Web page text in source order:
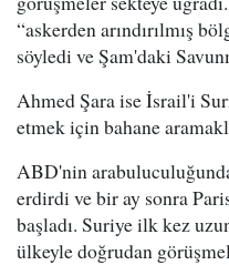
“askerden arındırılmış
söyledi ve Şam'daki
Ahmed Şara ise İsrail'i
etmek için bahane
ABD'nin
erdirdi ve bir ay sonra
başladı. Suriye ilk kez
ülkeyle doğrudan